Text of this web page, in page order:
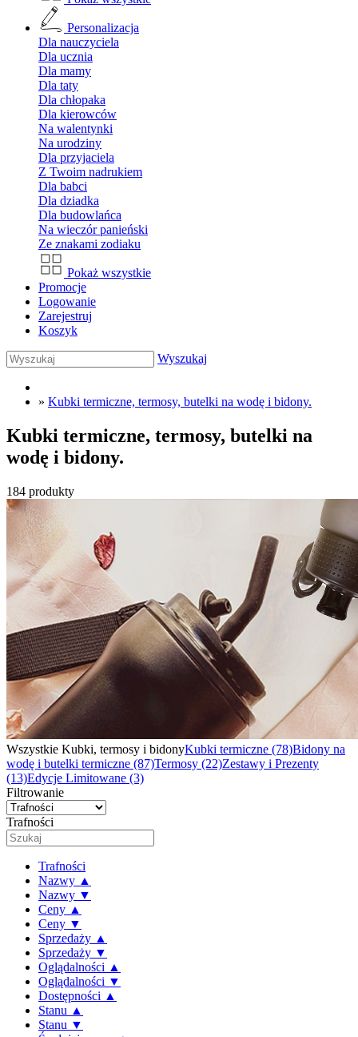
Personalizacja
Dla nauczyciela
Dla ucznia
Dla mamy
Dla taty
Dla chłopaka
Dla kierowców
Na walentynki
Na urodziny
Dla przyjaciela
Z Twoim nadrukiem
Dla babci
Dla dziadka
Dla budowlańca
Na wieczór panieński
Ze znakami zodiaku
Pokaż wszystkie
Promocje
Logowanie
Zarejestruj
Koszyk
Wyszukaj
» Kubki termiczne, termosy, butelki na wodę i bidony.
Kubki termiczne, termosy, butelki na
wodę i bidony.
184 produkty
Wszystkie Kubki, termosy i bidonyKubki termiczne (78)Bidony na
wodę i butelki termiczne (87)Termosy (22)Zestawy i Prezenty
(13)Edycje Limitowane (3)
Filtrowanie
Trafności
Trafności
Nazwy ▲
Nazwy ▼
Ceny ▲
Ceny ▼
Sprzedaży ▲
Sprzedaży ▼
Oglądalności ▲
Oglądalności ▼
Dostępności ▲
Stanu ▲
Stanu ▼